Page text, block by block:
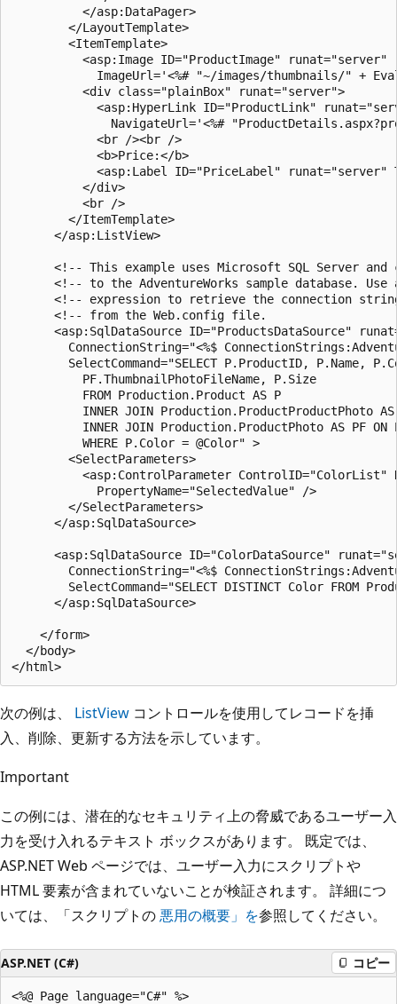
          </asp:DataPager>
        </LayoutTemplate>
        <ItemTemplate>
          <asp:Image ID="ProductImage" runat="server"
ImageUrl='<%# "~/images/thumbnails/" +
          <div class="plainBox" runat="server">
<asp:HyperLink ID="ProductLink"
NavigateUrl='<%#
            <br /><br />
            <b>Price:</b>
<asp:Label ID="PriceLabel"
          </div>
          <br />
        </ItemTemplate>
      </asp:ListView>
<!-- This example uses Microsoft SQL Server and
<!-- to the AdventureWorks sample database. Use
<!-- expression to retrieve the connection
<!-- from the Web.config file.
<asp:SqlDataSource ID="ProductsDataSource"
ConnectionString="<%$
SelectCommand="SELECT P.ProductID, P.Name,
          PF.ThumbnailPhotoFileName, P.Size
          FROM Production.Product AS P
INNER JOIN Production.ProductProductPhoto
INNER JOIN Production.ProductPhoto AS PF ON
          WHERE P.Color = @Color" >
        <SelectParameters>
<asp:ControlParameter
            PropertyName="SelectedValue" />
        </SelectParameters>
      </asp:SqlDataSource>
<asp:SqlDataSource ID="ColorDataSource"
ConnectionString="<%$
SelectCommand="SELECT DISTINCT Color FROM
      </asp:SqlDataSource>
    </form>
  </body>
次の例は、 ListView コントロールを使用してレコードを挿
入、削除、更新する方法を示しています。
Important
この例には、潜在的なセキュリティ上の脅威であるユーザー入
力を受け入れるテキスト ボックスがあります。 既定では、
ASP.NET Web ページでは、ユーザー入力にスクリプトや
HTML 要素が含まれていないことが検証されます。 詳細につ
いては、「スクリプトの悪用の概要」を参照してください。
ASP.NET (C#) コピー
<%@ Page language="C#" %>